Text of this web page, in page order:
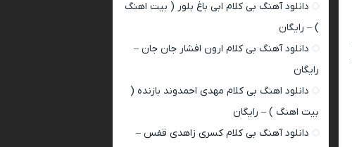
دانلود آهنگ بی کلام ابی باغ بلور ( بیت اهنگ
) – رایگان
دانلود آهنگ بی کلام ارون افشار جان جان –
رایگان
دانلود اهنگ بی کلام مهدی احمدوند بازنده (
بیت اهنگ ) – رایگان
دانلود آهنگ بی کلام کسری زاهدی قفس –